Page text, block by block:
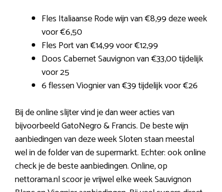
Fles Italiaanse Rode wijn van €8,99 deze week
voor €6,50
Fles Port van €14,99 voor €12,99
Doos Cabernet Sauvignon van €33,00 tijdelijk
voor 25
6 flessen Viognier van €39 tijdelijk voor €26
Bij de online slijter vind je dan weer acties van
bijvoorbeeld GatoNegro & Francis. De beste wijn
aanbiedingen van deze week Sloten staan meestal
wel in de folder van de supermarkt. Echter: ook online
check je de beste aanbiedingen. Online, op
nettorama.nl scoor je vrijwel elke week Sauvignon